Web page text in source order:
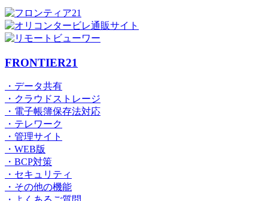
FRONTIER21
・データ共有
・クラウドストレージ
・電子帳簿保存法対応
・テレワーク
・管理サイト
・WEB版
・BCP対策
・セキュリティ
・その他の機能